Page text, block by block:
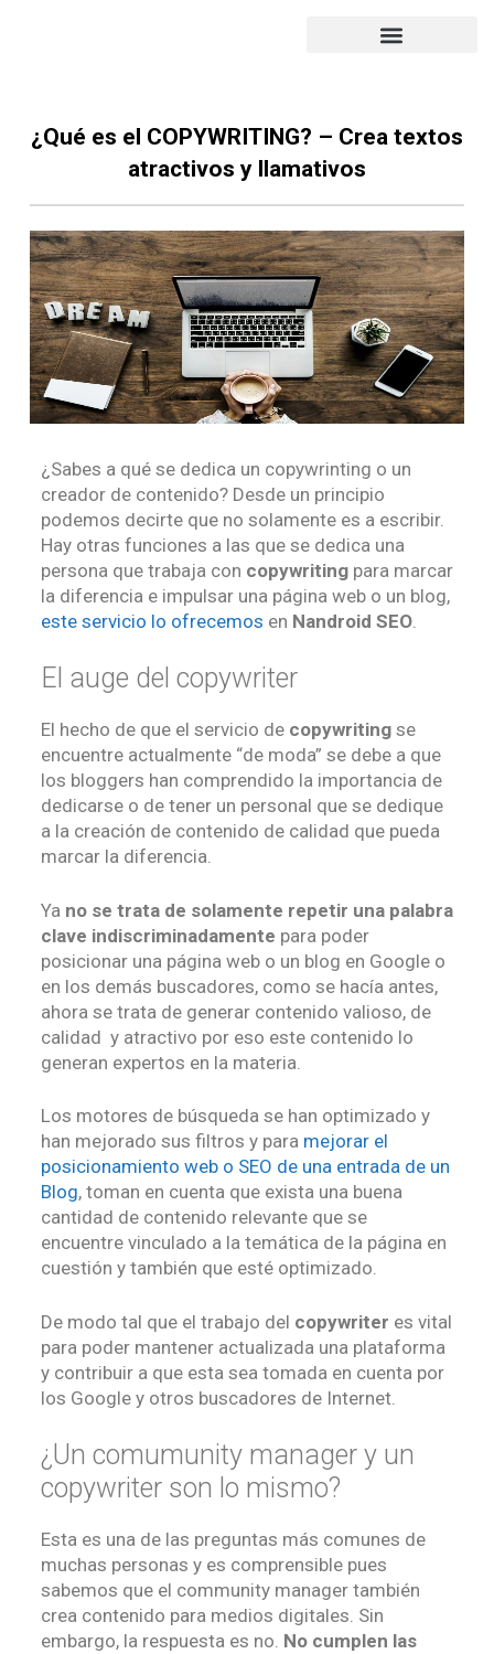
¿Qué es el COPYWRITING? – Crea textos
atractivos y llamativos
¿Sabes a qué se dedica un copywrinting o un
creador de contenido? Desde un principio
podemos decirte que no solamente es a escribir.
Hay otras funciones a las que se dedica una
persona que trabaja con copywritingpara marcar
la diferencia e impulsar una página web o un blog,
este servicio lo ofrecemos en Nandroid SEO.
El auge del copywriter
El hecho de que el servicio de copywritingse
encuentre actualmente “de moda” se debe a que
los bloggers han comprendido la importancia de
dedicarse o de tener un personal que se dedique
a la creación de contenido de calidad que pueda
marcar la diferencia.
Ya no se trata de solamente repetir una palabra
clave indiscriminadamente para poder
posicionar una página web o un blog en Google o
en los demás buscadores, como se hacía antes,
ahora se trata de generar contenido valioso, de
calidad y atractivo por eso este contenido lo
generan expertos en la materia.
Los motores de búsqueda se han optimizado y
han mejorado sus filtros y para mejorar el
posicionamiento web o SEO de una entrada de un
Blog, toman en cuenta que exista una buena
cantidad de contenido relevante que se
encuentre vinculado a la temática de la página en
cuestión y también que esté optimizado.
De modo tal que el trabajo del copywriter es vital
para poder mantener actualizada una plataforma
y contribuir a que esta sea tomada en cuenta por
los Google y otros buscadores de Internet.
¿Un comumunity manager y un
copywriter son lo mismo?
Esta es una de las preguntas más comunes de
muchas personas y es comprensible pues
sabemos que el community manager también
crea contenido para medios digitales. Sin
embargo, la respuesta es no. No cumplen las